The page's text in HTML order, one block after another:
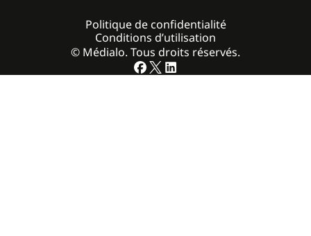
© Médialo. Tous droits réservés.
Politique de confidentialité
Conditions d’utilisation